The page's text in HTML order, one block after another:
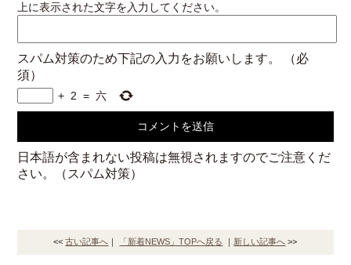
上に表示された文字を入力してください。
スパム対策のため下記の入力をお願いします。
（必
須）
+ 2 = 六
日本語が含まれない投稿は無視されますのでご注意くだ
さい。（スパム対策）
<<古い記事へ 「新着NEWS」TOPへ戻る ｜新しい記事へ >>